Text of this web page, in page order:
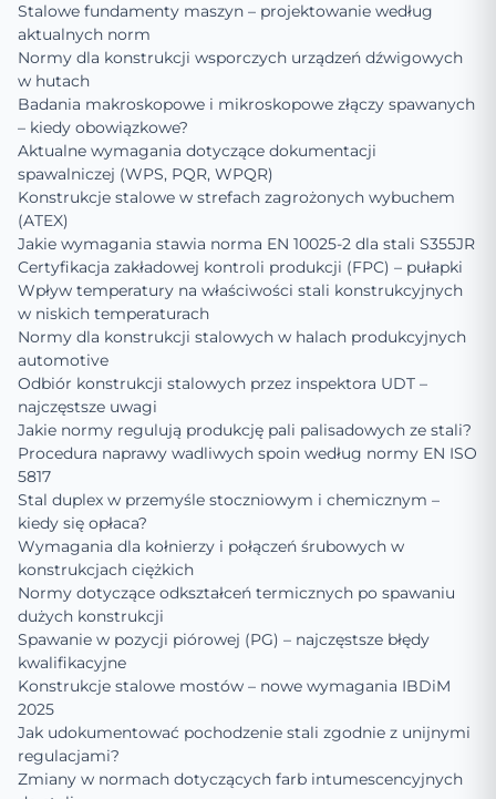
Stalowe fundamenty maszyn – projektowanie według
aktualnych norm
Normy dla konstrukcji wsporczych urządzeń dźwigowych
w hutach
Badania makroskopowe i mikroskopowe złączy spawanych
– kiedy obowiązkowe?
Aktualne wymagania dotyczące dokumentacji
spawalniczej (WPS, PQR, WPQR)
Konstrukcje stalowe w strefach zagrożonych wybuchem
(ATEX)
Jakie wymagania stawia norma EN 10025-2 dla stali S355JR
Certyfikacja zakładowej kontroli produkcji (FPC) – pułapki
Wpływ temperatury na właściwości stali konstrukcyjnych
w niskich temperaturach
Normy dla konstrukcji stalowych w halach produkcyjnych
automotive
Odbiór konstrukcji stalowych przez inspektora UDT –
najczęstsze uwagi
Jakie normy regulują produkcję pali palisadowych ze stali?
Procedura naprawy wadliwych spoin według normy EN ISO
5817
Stal duplex w przemyśle stoczniowym i chemicznym –
kiedy się opłaca?
Wymagania dla kołnierzy i połączeń śrubowych w
konstrukcjach ciężkich
Normy dotyczące odkształceń termicznych po spawaniu
dużych konstrukcji
Spawanie w pozycji piórowej (PG) – najczęstsze błędy
kwalifikacyjne
Konstrukcje stalowe mostów – nowe wymagania IBDiM
2025
Jak udokumentować pochodzenie stali zgodnie z unijnymi
regulacjami?
Zmiany w normach dotyczących farb intumescencyjnych